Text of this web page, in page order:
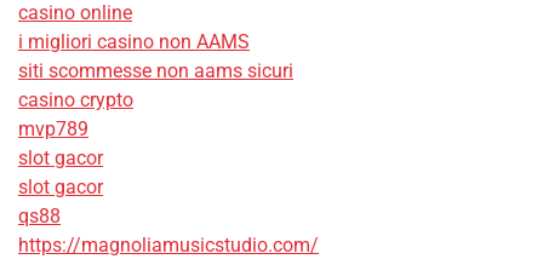
casino online
i migliori casino non AAMS
siti scommesse non aams sicuri
casino crypto
mvp789
slot gacor
slot gacor
qs88
https://magnoliamusicstudio.com/